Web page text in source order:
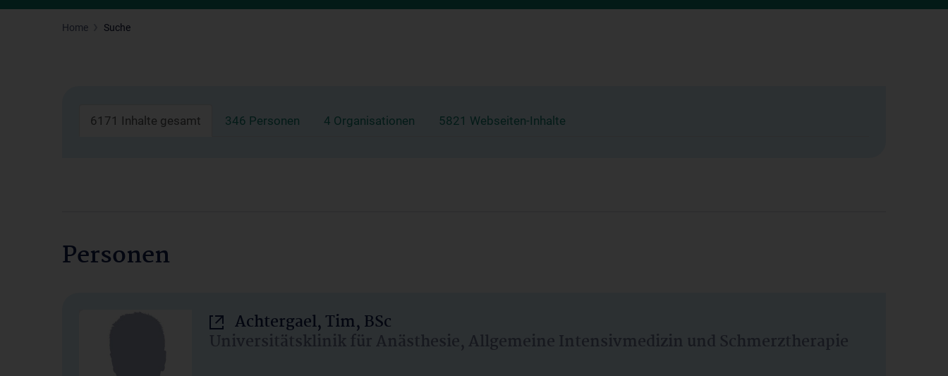
Home Suche
6171 Inhalte gesamt 346 Personen 4 Organisationen 5821 Webseiten-Inhalte
Personen
Achtergael, Tim, BSc
Universitätsklinik für Anästhesie, Allgemeine Intensivmedizin und Schmerztherapie